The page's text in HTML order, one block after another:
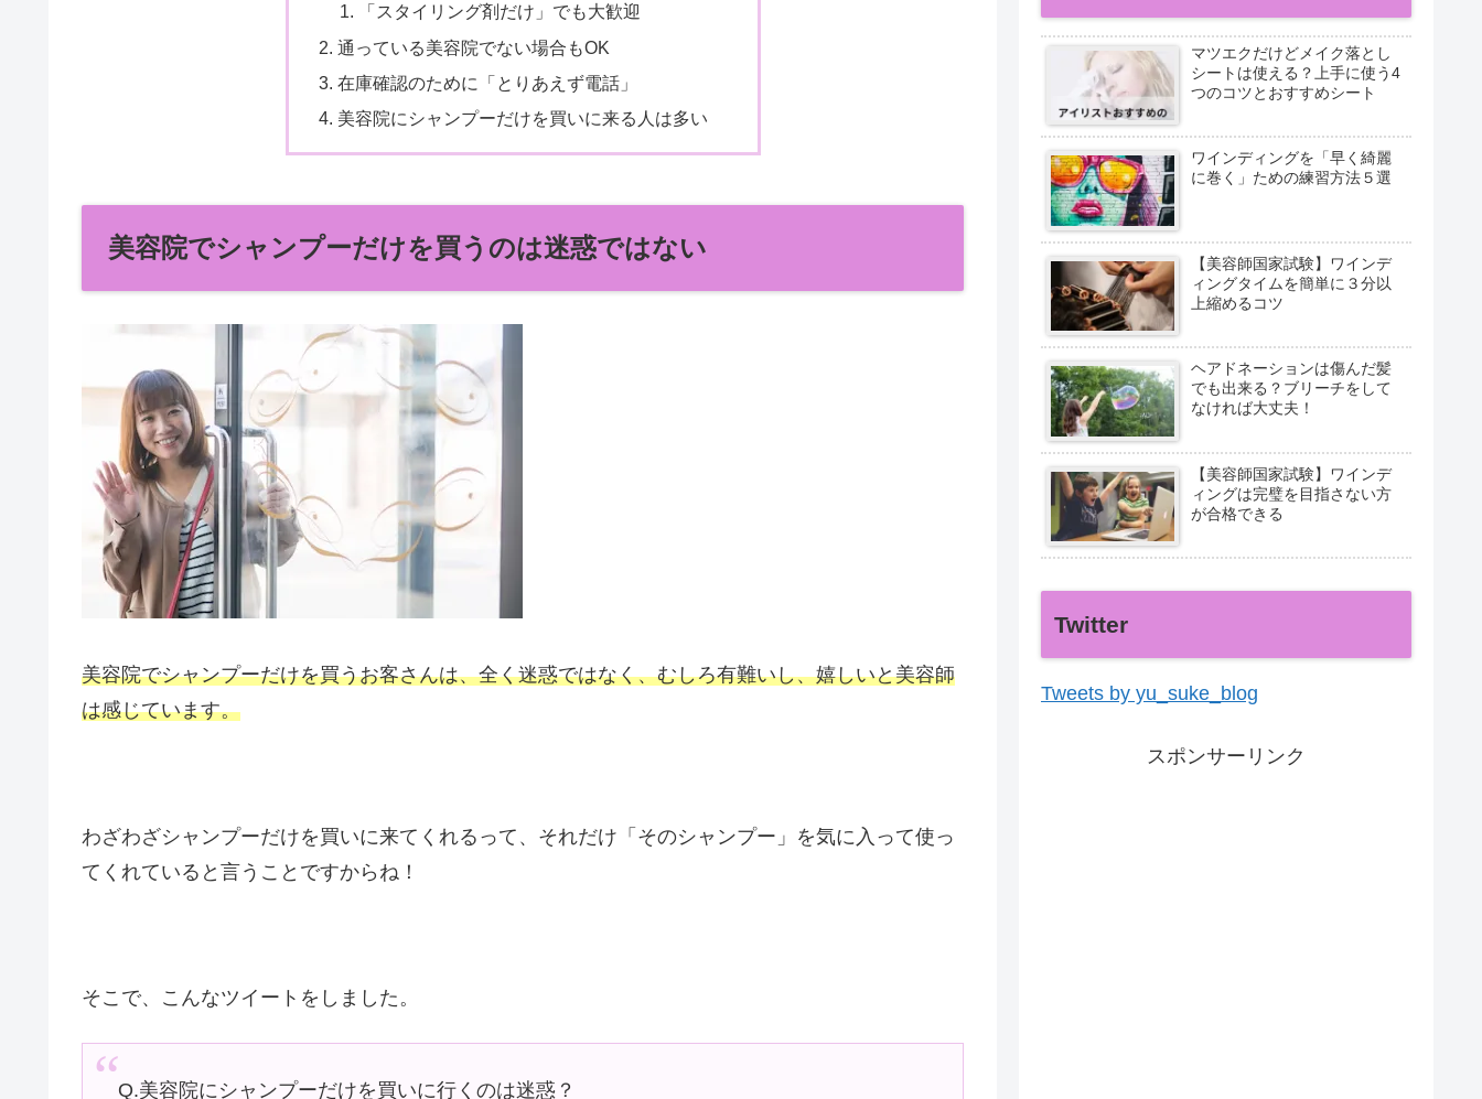
「スタイリング剤だけ」でも大歓迎
通っている美容院でない場合もOK
在庫確認のために「とりあえず電話」
美容院にシャンプーだけを買いに来る人は多い
美容院でシャンプーだけを買うのは迷惑ではない
美容院でシャンプーだけを買うお客さんは、全く迷惑ではなく、むしろ有難いし、嬉しいと美容師
は感じています。
わざわざシャンプーだけを買いに来てくれるって、それだけ「そのシャンプー」を気に入って使っ
てくれていると言うことですからね！
そこで、こんなツイートをしました。
Q.美容院にシャンプーだけを買いに行くのは迷惑？
マツエクだけどメイク落とし
シートは使える？上手に使う4
つのコツとおすすめシート
ワインディングを「早く綺麗
に巻く」ための練習方法５選
【美容師国家試験】ワインデ
ィングタイムを簡単に３分以
上縮めるコツ
ヘアドネーションは傷んだ髪
でも出来る？ブリーチをして
なければ大丈夫！
【美容師国家試験】ワインデ
ィングは完璧を目指さない方
が合格できる
Twitter
Tweets by yu_suke_blog
スポンサーリンク